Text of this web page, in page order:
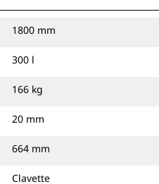
1800 mm
300 l
166 kg
20 mm
664 mm
Clavette